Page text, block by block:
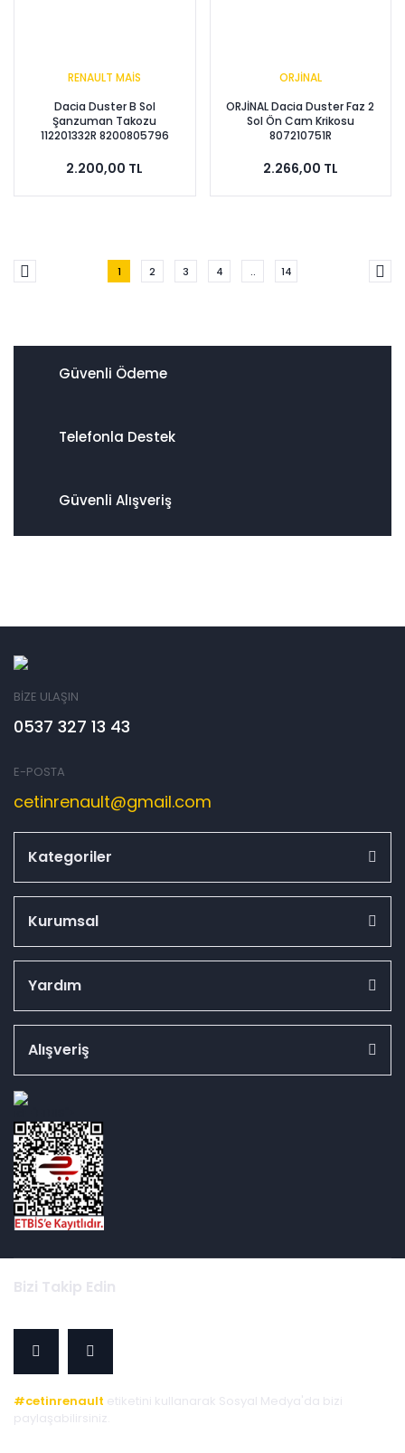
RENAULT MAİS
Dacia Duster B Sol
Şanzuman Takozu
112201332R 8200805796
2.200,00 TL
ORJİNAL
ORJİNAL Dacia Duster Faz 2
Sol Ön Cam Krikosu
807210751R
2.266,00 TL
1 2 3 4 .. 14
Güvenli Ödeme
Telefonla Destek
Güvenli Alışveriş
BİZE ULAŞIN
0537 327 13 43
E-POSTA
cetinrenault@gmail.com
Kategoriler
Kurumsal
Yardım
Alışveriş
Bizi Takip Edin
#cetinrenault etiketini kullanarak Sosyal Medya'da bizi
paylaşabilirsiniz.